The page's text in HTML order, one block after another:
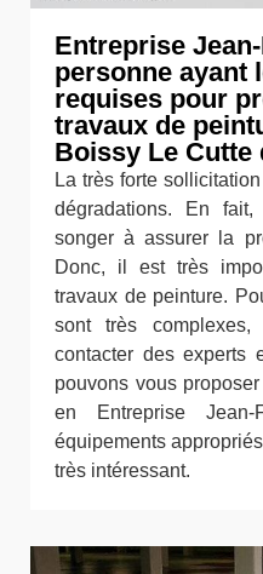
Entreprise
personne ayant
requises pour
travaux de
Boissy Le Cutte
La très forte
dégradations. En
songer à assurer la
Donc, il est très
travaux de peinture.
sont très
contacter des experts
pouvons vous
en Entreprise
équipements
très intéressant.